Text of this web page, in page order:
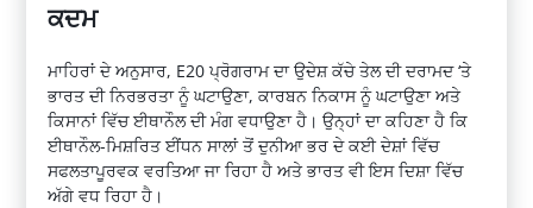
ਕਦਮ
ਮਾਹਿਰਾਂ ਦੇ ਅਨੁਸਾਰ, E20 ਪ੍ਰੋਗਰਾਮ ਦਾ ਉਦੇਸ਼ ਕੱਚੇ ਤੇਲ ਦੀ ਦਰਾਮਦ ‘ਤੇ
ਭਾਰਤ ਦੀ ਨਿਰਭਰਤਾ ਨੂੰ ਘਟਾਉਣਾ, ਕਾਰਬਨ ਨਿਕਾਸ ਨੂੰ ਘਟਾਉਣਾ ਅਤੇ
ਕਿਸਾਨਾਂ ਵਿੱਚ ਈਥਾਨੌਲ ਦੀ ਮੰਗ ਵਧਾਉਣਾ ਹੈ। ਉਨ੍ਹਾਂ ਦਾ ਕਹਿਣਾ ਹੈ ਕਿ
ਈਥਾਨੌਲ-ਮਿਸ਼ਰਿਤ ਈਂਧਨ ਸਾਲਾਂ ਤੋਂ ਦੁਨੀਆ ਭਰ ਦੇ ਕਈ ਦੇਸ਼ਾਂ ਵਿੱਚ
ਸਫਲਤਾਪੂਰਵਕ ਵਰਤਿਆ ਜਾ ਰਿਹਾ ਹੈ ਅਤੇ ਭਾਰਤ ਵੀ ਇਸ ਦਿਸ਼ਾ ਵਿੱਚ
ਅੱਗੇ ਵਧ ਰਿਹਾ ਹੈ।